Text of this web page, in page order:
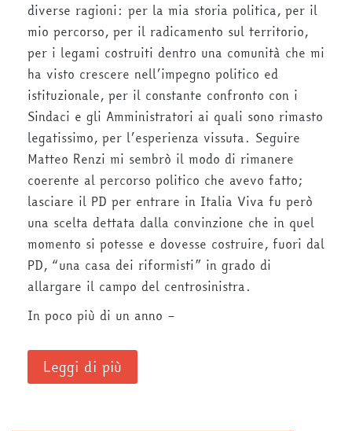
diverse ragioni: per la mia storia politica, per il
mio percorso, per il radicamento sul territorio,
per i legami costruiti dentro una comunità che mi
ha visto crescere nell’impegno politico ed
istituzionale, per il constante confronto con i
Sindaci e gli Amministratori ai quali sono rimasto
legatissimo, per l’esperienza vissuta. Seguire
Matteo Renzi mi sembrò il modo di rimanere
coerente al percorso politico che avevo fatto;
lasciare il PD per entrare in Italia Viva fu però
una scelta dettata dalla convinzione che in quel
momento si potesse e dovesse costruire, fuori dal
PD, “una casa dei riformisti” in grado di
allargare il campo del centrosinistra.
In poco più di un anno –
Leggi di più